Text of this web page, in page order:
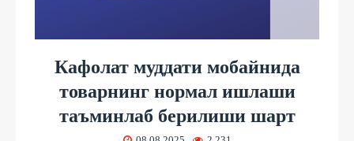
Кафолат муддати мобайнида
товарнинг нормал ишлаши
таъминлаб берилиши шарт